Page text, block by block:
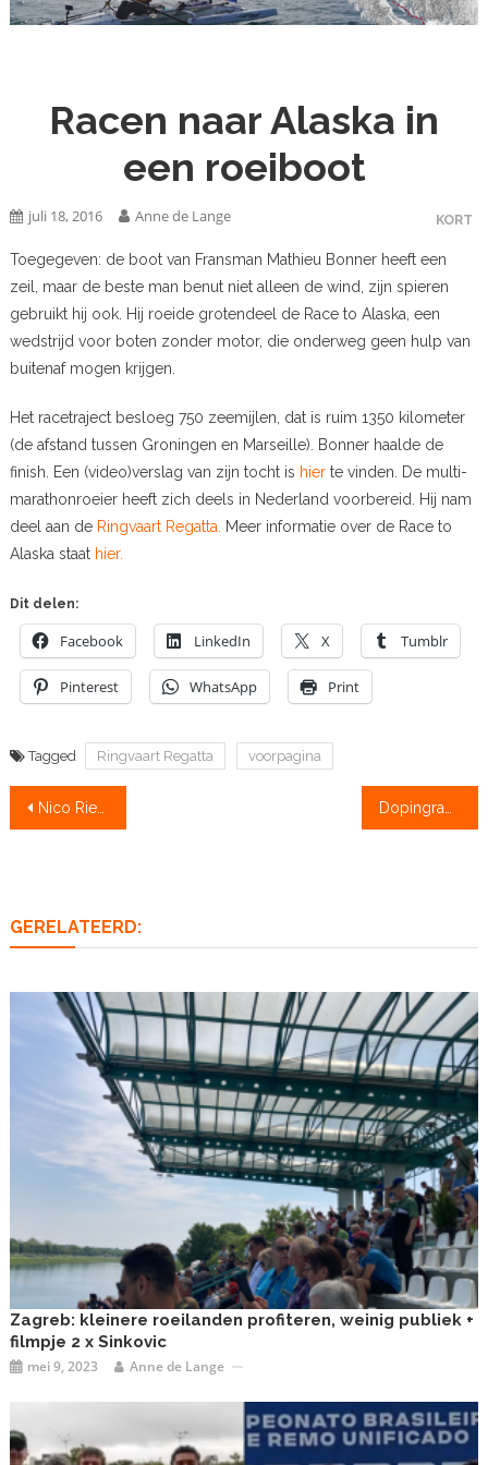
Racen naar Alaska in
een roeiboot
KORT
juli 18, 2016 Anne de Lange
Toegegeven: de boot van Fransman Mathieu Bonner heeft een
zeil, maar de beste man benut niet alleen de wind, zijn spieren
gebruikt hij ook. Hij roeide grotendeel de Race to Alaska, een
wedstrijd voor boten zonder motor, die onderweg geen hulp van
buitenaf mogen krijgen.
Het racetraject besloeg 750 zeemijlen, dat is ruim 1350 kilometer
(de afstand tussen Groningen en Marseille). Bonner haalde de
finish. Een (video)verslag van zijn tocht is hierte vinden. De multi-
marathonroeier heeft zich deels in Nederland voorbereid. Hij nam
deel aan de Ringvaart Regatta. Meer informatie over de Race to
Alaska staat hier.
Dit delen:
Facebook LinkedIn X Tumblr
Pinterest WhatsApp Print
Tagged Ringvaart Regatta voorpagina
Bericht
Nico Rienks gaat voor goed goud
GERELATEERD:
Zagreb: kleinere roeilanden profiteren, weinig publiek +
filmpje 2 x Sinkovic
mei 9, 2023 Anne de Lange